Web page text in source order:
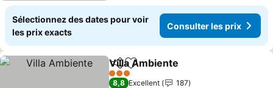
Sélectionnez des dates pour voir
les prix exacts
Consulter les prix
PartagerAjouter à mes favoris
Villa Ambiente
3 Étoiles
8,8 Excellent
187